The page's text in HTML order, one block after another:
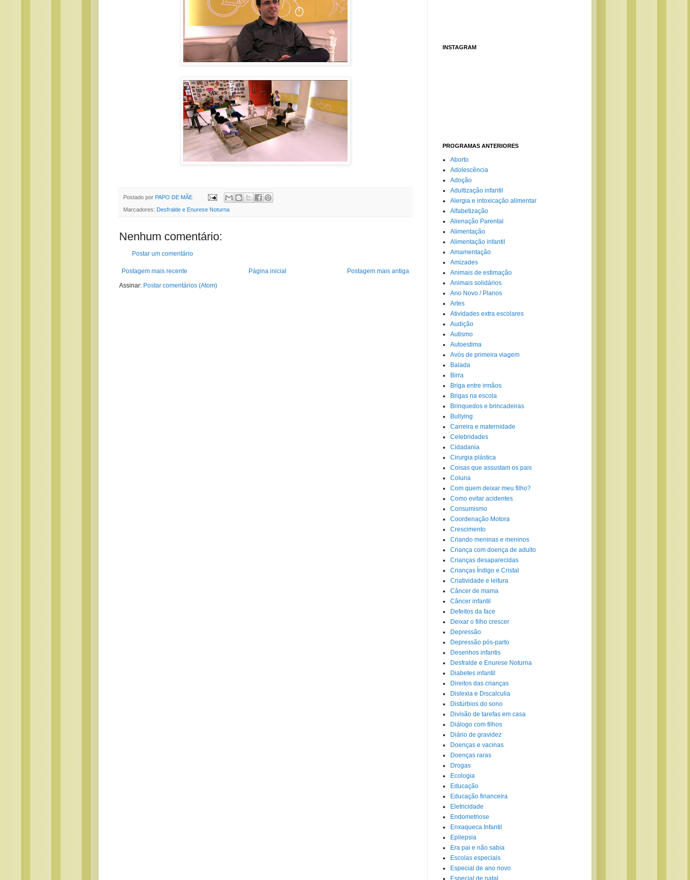
Postado por PAPO DE MÃE
Marcadores: Desfralde e Enurese Noturna
Nenhum comentário:
Postar um comentário
Postagem mais recente Postagem mais antiga
Página inicial
Assinar: Postar comentários (Atom)
INSTAGRAM
PROGRAMAS ANTERIORES
Aborto
Adolescência
Adoção
Adultização infantil
Alergia e intoxicação alimentar
Alfabetização
Alienação Parental
Alimentação
Alimentação infantil
Amamentação
Amizades
Animais de estimação
Animais solidários
Ano Novo / Planos
Artes
Atividades extra escolares
Audição
Autismo
Autoestima
Avós de primeira viagem
Balada
Birra
Briga entre irmãos
Brigas na escola
Brinquedos e brincadeiras
Bullying
Carreira e maternidade
Celebridades
Cidadania
Cirurgia plástica
Coisas que assustam os pais
Coluna
Com quem deixar meu filho?
Como evitar acidentes
Consumismo
Coordenação Motora
Crescimento
Criando meninas e meninos
Criança com doença de adulto
Crianças desaparecidas
Crianças Índigo e Cristal
Criatividade e leitura
Câncer de mama
Câncer infantil
Defeitos da face
Deixar o filho crescer
Depressão
Depressão pós-parto
Desenhos infantis
Desfralde e Enurese Noturna
Diabetes infantil
Direitos das crianças
Dislexia e Discalculia
Distúrbios do sono
Divisão de tarefas em casa
Diálogo com filhos
Diário de gravidez
Doenças e vacinas
Doenças raras
Drogas
Ecologia
Educação
Educação financeira
Eletricidade
Endometriose
Enxaqueca Infantil
Epilepsia
Era pai e não sabia
Escolas especiais
Especial de ano novo
Especial de natal